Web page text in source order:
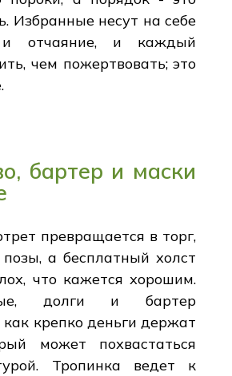
Избранные несут на себе
и отчаяние, и каждый
чем пожертвовать; это
бартер и маски
превращается в торг,
позы, а бесплатный холст
что кажется хорошим.
долги и бартер
крепко деньги держат
может похвастаться
Тропинка ведет к